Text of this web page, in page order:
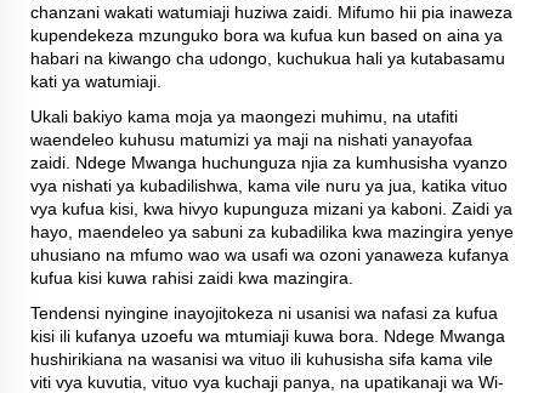
chanzani wakati watumiaji huziwa zaidi. Mifumo hii pia inaweza
kupendekeza mzunguko bora wa kufua kun based on aina ya
habari na kiwango cha udongo, kuchukua hali ya kutabasamu
kati ya watumiaji.
Ukali bakiyo kama moja ya maongezi muhimu, na utafiti
waendeleo kuhusu matumizi ya maji na nishati yanayofaa
zaidi. Ndege Mwanga huchunguza njia za kumhusisha vyanzo
vya nishati ya kubadilishwa, kama vile nuru ya jua, katika vituo
vya kufua kisi, kwa hivyo kupunguza mizani ya kaboni. Zaidi ya
hayo, maendeleo ya sabuni za kubadilika kwa mazingira yenye
uhusiano na mfumo wao wa usafi wa ozoni yanaweza kufanya
kufua kisi kuwa rahisi zaidi kwa mazingira.
Tendensi nyingine inayojitokeza ni usanisi wa nafasi za kufua
kisi ili kufanya uzoefu wa mtumiaji kuwa bora. Ndege Mwanga
hushirikiana na wasanisi wa vituo ili kuhusisha sifa kama vile
viti vya kuvutia, vituo vya kuchaji panya, na upatikanaji wa Wi-